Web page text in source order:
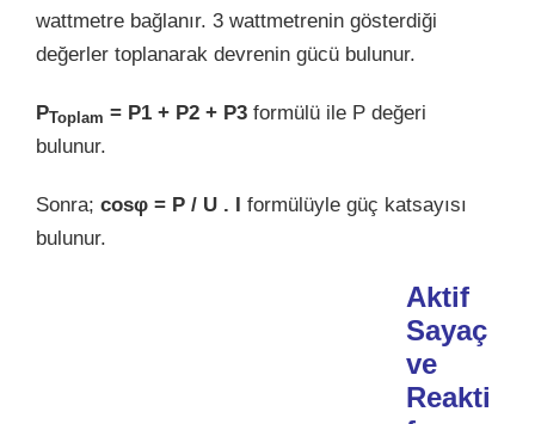
wattmetre bağlanır. 3 wattmetrenin gösterdiği
değerler toplanarak devrenin gücü bulunur.
PToplam = P1 + P2 + P3 formülü ile P değeri
bulunur.
Sonra; cosφ = P / U . I formülüyle güç katsayısı
bulunur.
Aktif
Sayaç
ve
Reakti